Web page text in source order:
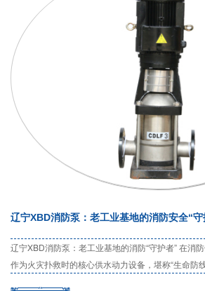
辽宁XBD消防泵：老工业基地的消防安全“守
辽宁XBD消防泵：老工业基地的消防“守护者” 在消
作为火灾扑救时的核心供水动力设备，堪称“生命防